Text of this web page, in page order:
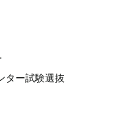
ター試験選抜